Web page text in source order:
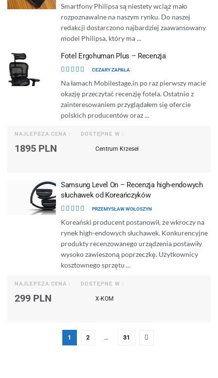
Smartfony Philipsa są niestety wciąż mało
rozpoznawalne na naszym rynku. Do naszej
redakcji dostarczono najbardziej zaawansowany
model Philipsa, który ma ...
Fotel Ergohuman Plus – Recenzja
CEZARY ZAPAŁA
Na łamach Mobilestage.in po raz pierwszy macie
okazję przeczytać recenzję fotela. Ostatnio z
zainteresowaniem przyglądałem się ofercie
polskich producentów oraz ...
NAJLEPSZA CENA :
1895 PLN
DOSTĘPNE W :
Centrum Krzeseł
Samsung Level On – Recenzja high-endowych
słuchawek od Koreańczyków
PRZEMYSŁAW WOŁOSZYN
Koreański producent postanowił, że wkroczy na
rynek high-endowych słuchawek. Konkurencyjne
produkty recenzowanego urządzenia postawiły
wysoko zawieszoną poprzeczkę. Użytkownicy
kosztownego sprzętu ...
NAJLEPSZA CENA :
299 PLN
DOSTĘPNE W :
X-KOM
1 2 … 31